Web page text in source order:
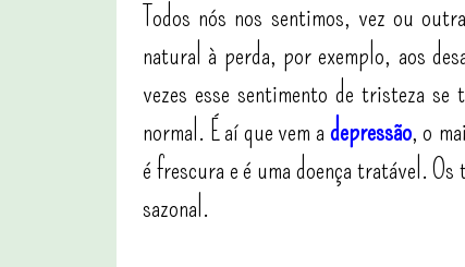
Todos nós nos sentimos, vez ou
natural à perda, por exemplo, aos
vezes esse sentimento de tristeza
normal. É aí que vem a depressão, o
é frescura e é uma doença tratável.
sazonal.